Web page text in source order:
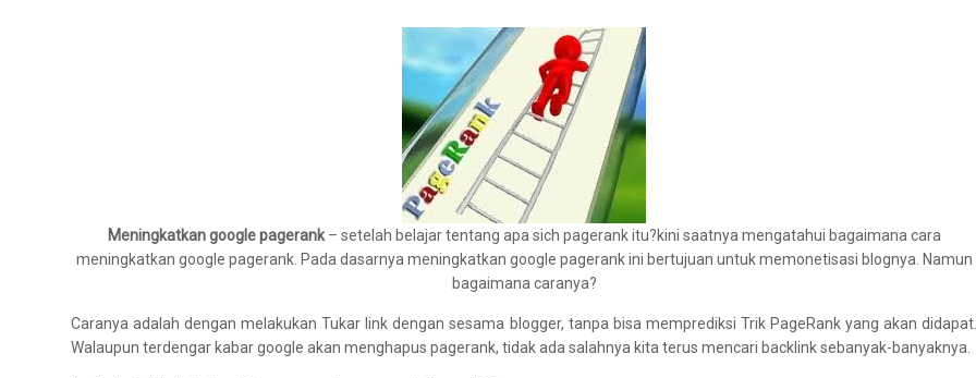
Meningkatkan google pagerank– setelah belajar tentang apa sich pagerank itu?kini saatnya mengatahui bagaimana cara
meningkatkan google pagerank. Pada dasarnya meningkatkan google pagerank ini bertujuan untuk memonetisasi blognya. Namun
bagaimana caranya?
Caranya adalah dengan melakukan Tukar link dengan sesama blogger, tanpa bisa memprediksi Trik PageRank yang akan didapat.
Walaupun terdengar kabar google akan menghapus pagerank, tidak ada salahnya kita terus mencari backlink sebanyak-banyaknya.